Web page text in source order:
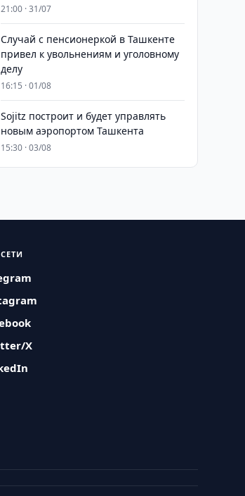
21:00 · 31/07
Случай с пенсионеркой в Ташкенте
привел к увольнениям и уголовному
делу
16:15 · 01/08
Sojitz построит и будет управлять
новым аэропортом Ташкента
15:30 · 03/08
X